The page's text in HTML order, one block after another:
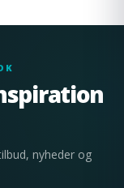
nyheder og